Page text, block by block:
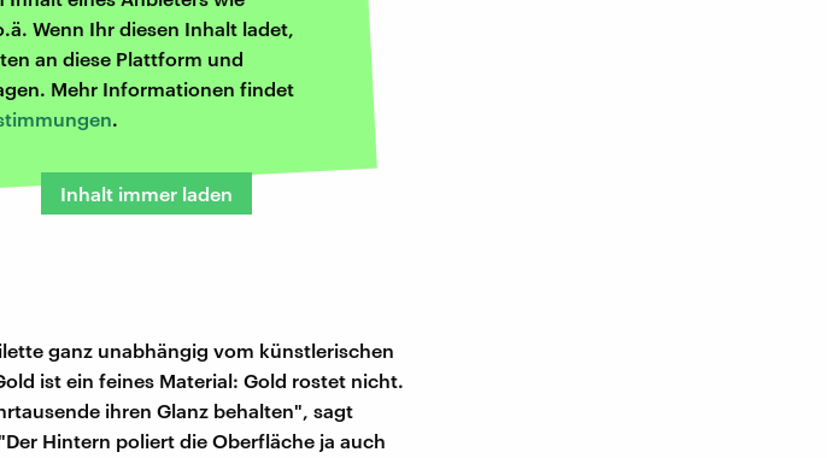
Wenn Ihr diesen Inhalt ladet,
an diese Plattform und
Mehr Informationen findet
.
Inhalt immer laden
ganz unabhängig vom künstlerischen
ist ein feines Material: Gold rostet nicht.
ihren Glanz behalten", sagt
Hintern poliert die Oberfläche ja auch